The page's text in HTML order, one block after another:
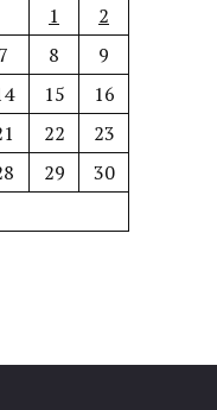
1
2
7 8
9
15
16
22
23
29
30